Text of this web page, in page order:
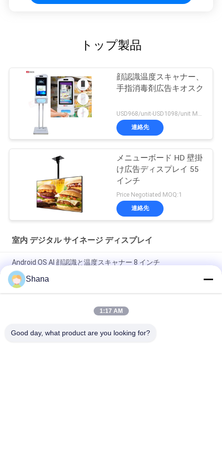
トップ製品
顔認識温度スキャナー、
手指消毒剤広告キオスク
USD968/unit-USD1098/unit MOQ:1ユニット
連絡先
メニューボード HD 壁掛
け広告ディスプレイ 55
インチ
Price Negotiated MOQ:1
連絡先
室内 デジタル サイネージ ディスプレイ
Android OS AI 顔認識と温度スキャナー 8 インチ
デジタル屋内表記を回すSmartboardは容量性タッチ画面を表示
する
JCVISION LED パネル TFT 32 インチ デジタルメニューディスプ
Shana
1:17 AM
Good day, what product are you looking for?